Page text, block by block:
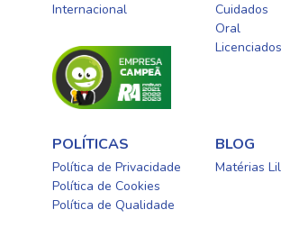
Internacional
Cuidados
Oral​
Licenciados​
POLÍTICAS
Política de Privacidade
Política de Cookies
Política de Qualidade
BLOG
Matérias